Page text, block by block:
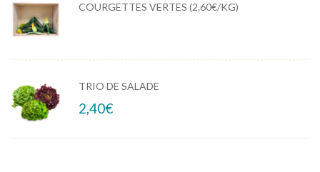
COURGETTES VERTES (2.60€/KG)
TRIO DE SALADE
2,40€